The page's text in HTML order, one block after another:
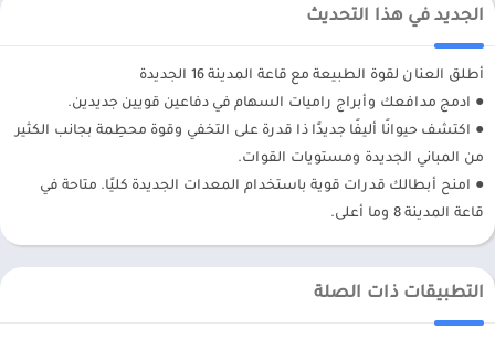
الجديد في هذا التحديث
أطلق العنان لقوة الطبيعة مع قاعة المدينة 16 الجديدة
● ادمج مدافعك وأبراج راميات السهام في دفاعين قويين جديدين.
● اكتشف حيوانًا أليفًا جديدًا ذا قدرة على التخفي وقوة محطِمة بجانب الكثير
من المباني الجديدة ومستويات القوات.
● امنح أبطالك قدرات قوية باستخدام المعدات الجديدة كليًا. متاحة في
قاعة المدينة 8 وما أعلى.
التطبيقات ذات الصلة